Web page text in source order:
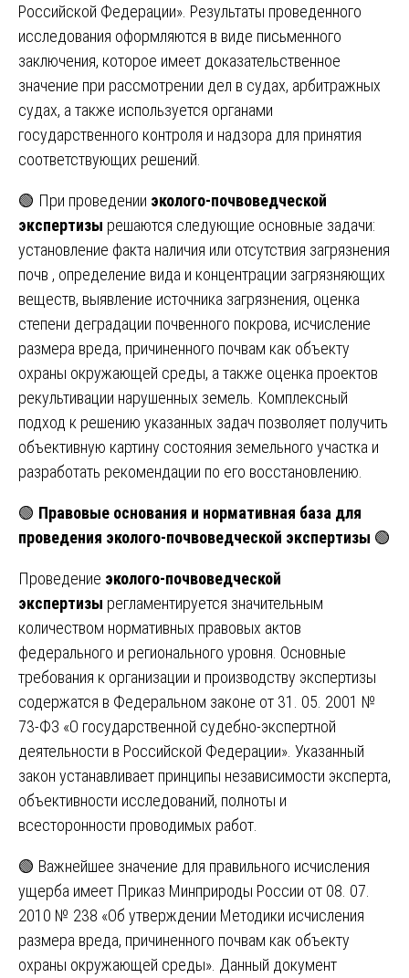
Российской Федерации». Результаты проведенного
исследования оформляются в виде письменного
заключения, которое имеет доказательственное
значение при рассмотрении дел в судах, арбитражных
судах, а также используется органами
государственного контроля и надзора для принятия
соответствующих решений.
🟢 При проведении эколого-почвоведческой
экспертизы решаются следующие основные задачи:
установление факта наличия или отсутствия загрязнения
почв , определение вида и концентрации загрязняющих
веществ, выявление источника загрязнения, оценка
степени деградации почвенного покрова, исчисление
размера вреда, причиненного почвам как объекту
охраны окружающей среды, а также оценка проектов
рекультивации нарушенных земель. Комплексный
подход к решению указанных задач позволяет получить
объективную картину состояния земельного участка и
разработать рекомендации по его восстановлению.
🟢 Правовые основания и нормативная база для
проведения эколого-почвоведческой экспертизы 🟢
Проведение эколого-почвоведческой
экспертизы регламентируется значительным
количеством нормативных правовых актов
федерального и регионального уровня. Основные
требования к организации и производству экспертизы
содержатся в Федеральном законе от 31. 05. 2001 №
73-ФЗ «О государственной судебно-экспертной
деятельности в Российской Федерации». Указанный
закон устанавливает принципы независимости эксперта,
объективности исследований, полноты и
всесторонности проводимых работ.
🟢 Важнейшее значение для правильного исчисления
ущерба имеет Приказ Минприроды России от 08. 07.
2010 № 238 «Об утверждении Методики исчисления
размера вреда, причиненного почвам как объекту
охраны окружающей среды». Данный документ